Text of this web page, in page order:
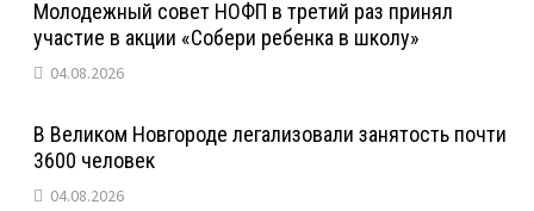
Молодежный совет НОФП в третий раз принял
участие в акции «Собери ребенка в школу»
04.08.2026
В Великом Новгороде легализовали занятость почти
3600 человек
04.08.2026